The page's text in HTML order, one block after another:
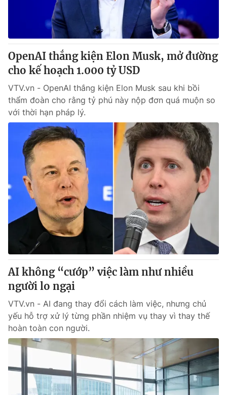
OpenAI thắng kiện Elon Musk, mở đường
cho kế hoạch 1.000 tỷ USD
VTV.vn - OpenAI thắng kiện Elon Musk sau khi bồi
thẩm đoàn cho rằng tỷ phú này nộp đơn quá muộn so
với thời hạn pháp lý.
AI không “cướp” việc làm như nhiều
người lo ngại
VTV.vn - AI đang thay đổi cách làm việc, nhưng chủ
yếu hỗ trợ xử lý từng phần nhiệm vụ thay vì thay thế
hoàn toàn con người.